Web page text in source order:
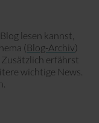
lesen kannst,
(Blog-Archiv)
erfährst
wichtige News.